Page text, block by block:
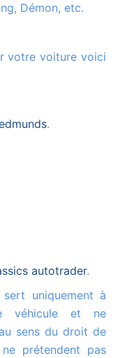
Démon, etc.
.
autotrader.
véhicule et ne
sens du droit de
prétendent pas